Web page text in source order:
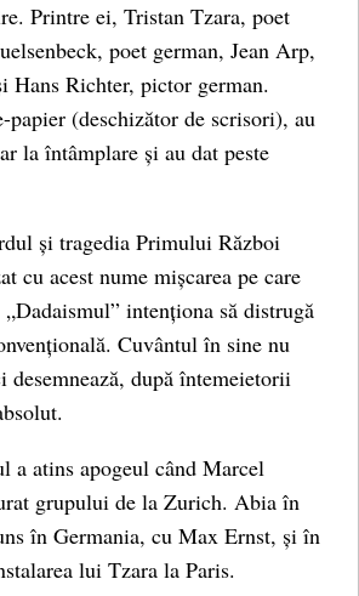
Printre ei, Tristan Tzara, poet
poet german, Jean Arp,
Hans Richter, pictor german.
papier (deschizător de scrisori), au
la întâmplare și au dat peste
și tragedia Primului Război
cu acest nume mișcarea pe care
intenționa să distrugă
Cuvântul în sine nu
desemnează, după întemeietorii
a atins apogeul când Marcel
grupului de la Zurich. Abia în
în Germania, cu Max Ernst, și în
lui Tzara la Paris.